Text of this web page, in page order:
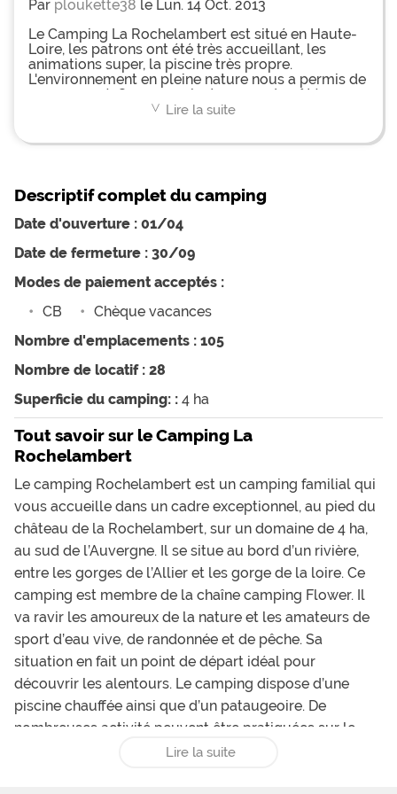
Par ploukette38 le Lun. 14 Oct. 2013
Le Camping La Rochelambert est situé en Haute-
Loire, les patrons ont été très accueillant, les
animations super, la piscine très propre.
L'environnement en pleine nature nous a permis de
nous reposé. On se souvient encore du côté repos,
nature et surtout le côté chaleureux du séjour, on
rhum arrangé. Encore merci à toute l'équipe nous
< Lire la suite
Descriptif complet du camping
Date d'ouverture : 01/04
Date de fermeture : 30/09
Modes de paiement acceptés :
CB
Chèque vacances
Nombre d'emplacements : 105
Nombre de locatif : 28
Superficie du camping: : 4 ha
Tout savoir sur le Camping La
Rochelambert
Le camping Rochelambert est un camping familial qui
vous accueille dans un cadre exceptionnel, au pied du
château de la Rochelambert, sur un domaine de 4 ha,
au sud de l’Auvergne. Il se situe au bord d’un rivière,
entre les gorges de l’Allier et les gorge de la loire. Ce
camping est membre de la chaîne camping Flower. Il
va ravir les amoureux de la nature et les amateurs de
sport d’eau vive, de randonnée et de pêche. Sa
situation en fait un point de départ idéal pour
découvrir les alentours. Le camping dispose d’une
piscine chauffée ainsi que d’un pataugeoire. De
nombreuses activité peuvent être pratiquées sur le
camping comme le basket, le volley le tennis, et
Lire la suite